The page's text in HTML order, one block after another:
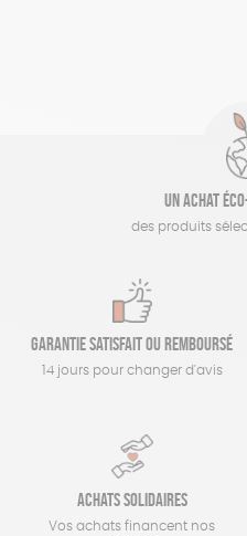
Un achat
des produits
Garantie satisfait ou remboursé
14 jours pour changer d'avis
Achats solidaires
Vos achats financent nos